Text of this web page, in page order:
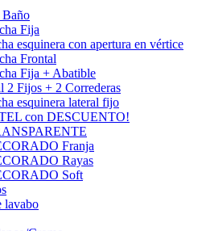
Baño
Fija
esquinera con apertura en vértice
Frontal
Fija + Abatible
2 Fijos + 2 Correderas
esquinera lateral fijo
con DESCUENTO!
Franja
Rayas
Soft
lavabo